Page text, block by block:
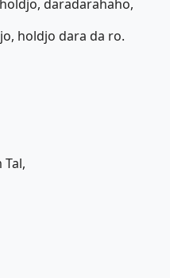
daradarahaho,
holdjo dara da ro.